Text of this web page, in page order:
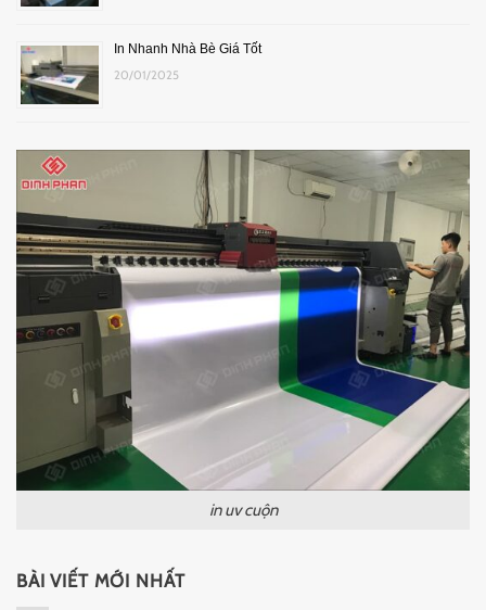
In Nhanh Nhà Bè Giá Tốt
20/01/2025
in uv cuộn
BÀI VIẾT MỚI NHẤT